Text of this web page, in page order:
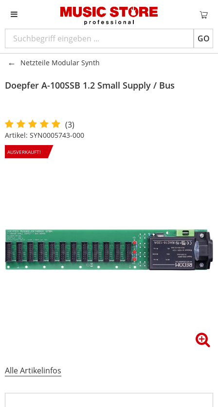
GO
Netzteile Modular Synth
Doepfer A-100SSB 1.2 Small Supply / Bus
(3)
Artikel: SYN0005743-000
AUSVERKAUFT!
Alle Artikelinfos